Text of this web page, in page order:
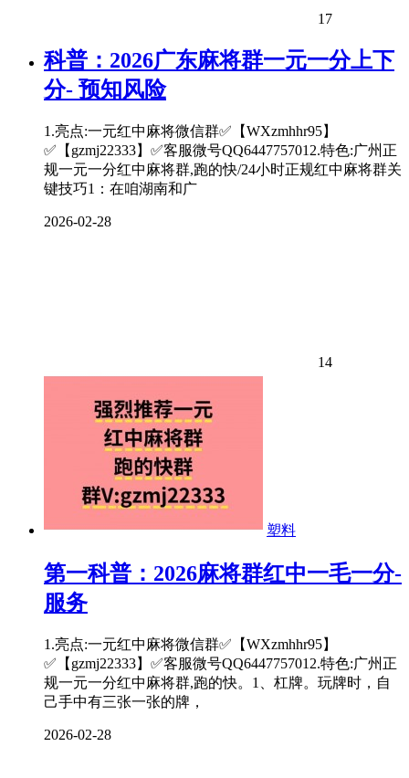
17
科普：2026广东麻将群一元一分上下
分- 预知风险
1.亮点:一元红中麻将微信群✅【WXzmhhr95】
✅【gzmj22333】✅客服微号QQ6447757012.特色:广州正
规一元一分红中麻将群,跑的快/24小时正规红中麻将群关
键技巧1：在咱湖南和广
2026-02-28
14
塑料
第一科普：2026麻将群红中一毛一分-
服务
1.亮点:一元红中麻将微信群✅【WXzmhhr95】
✅【gzmj22333】✅客服微号QQ6447757012.特色:广州正
规一元一分红中麻将群,跑的快。1、杠牌。玩牌时，自
己手中有三张一张的牌，
2026-02-28